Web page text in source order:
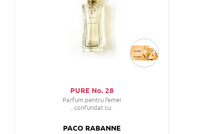
PURE No. 28
Parfum pentru femei
, confundat cu:
PACO RABANNE